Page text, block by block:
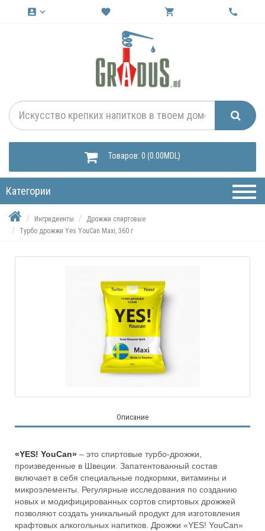
account_box keyboard_arrow_down favorite shopping_cart call
Товаров: 0 (0.00MDL)
Категории
Ингридиенты
Дрожжи спиртовые
Турбо дрожжи Yes YouCan Maxi, 360 г
Описание
«YES! YouCan» – это спиртовые турбо-дрожжи,
произведенные в Швеции. Запатентованный состав
включает в себя специальные подкормки, витамины и
микроэлементы. Регулярные исследования по созданию
новых и модифицированных сортов спиртовых дрожжей
позволяют создать уникальный продукт для изготовления
крафтовых алкогольных напитков. Дрожжи «YES! YouCan»